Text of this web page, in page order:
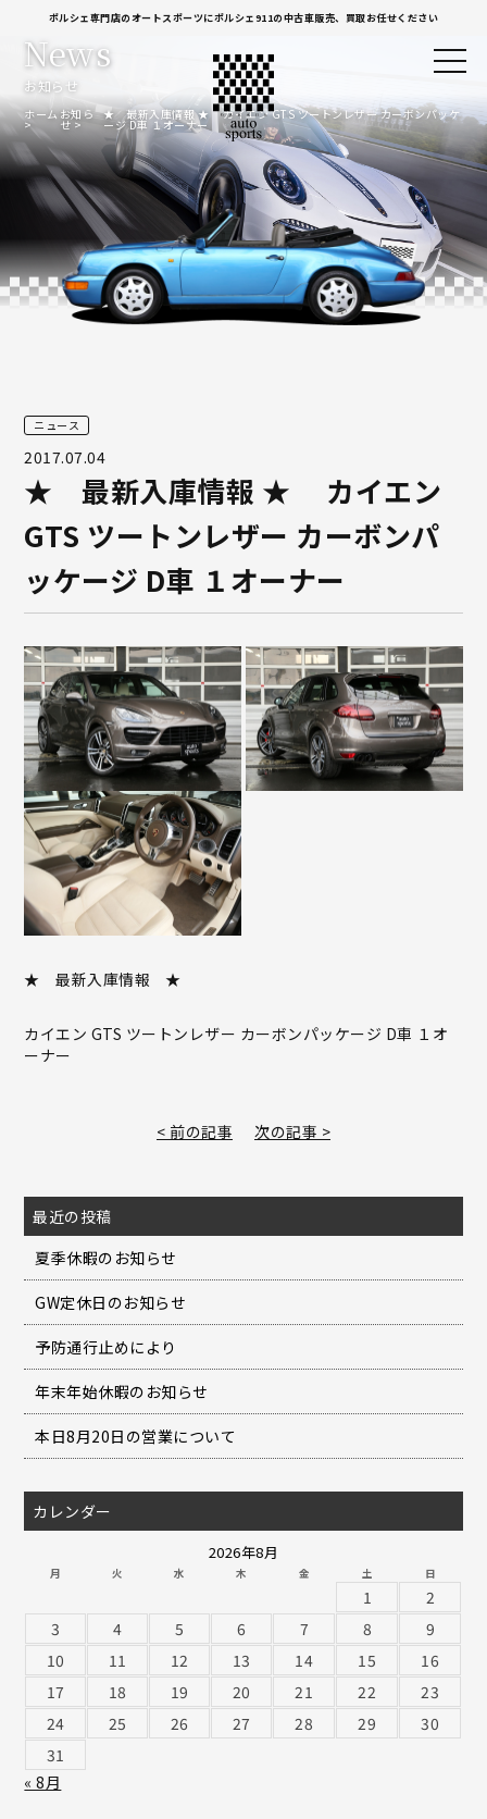
ポルシェ専門店のオートスポーツにポルシェ911の中古車販売、買取お任せください
お知らせ
News
ホームお知ら
せ
★ 最新入庫情報 ★ カイエン GTS ツートンレザー カーボンパッケ
ージ D車 １オーナー
ニュース
2017.07.04
★ 最新入庫情報 ★ カイエン
GTS ツートンレザー カーボンパ
ッケージ D車 １オーナー
★ 最新入庫情報 ★
カイエン GTS ツートンレザー カーボンパッケージ D車 １オ
ーナー
< 前の記事 次の記事 >
最近の投稿
夏季休暇のお知らせ
GW定休日のお知らせ
予防通行止めにより
年末年始休暇のお知らせ
本日8月20日の営業について
カレンダー
2026年8月
月 火 水 木 金 土 日
1
2
3
4 5 6 7 8
9
10
11 12 13 14 15
16
17
18 19 20 21 22
23
24
25 26 27 28 29
30
31
« 8月